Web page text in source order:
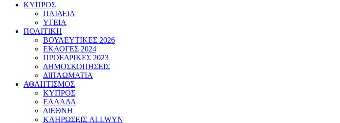
ΚΥΠΡΟΣ
ΠΑΙΔΕΙΑ
ΥΓΕΙΑ
ΠΟΛΙΤΙΚΗ
ΒΟΥΛΕΥΤΙΚΕΣ 2026
ΕΚΛΟΓΕΣ 2024
ΠΡΟΕΔΡΙΚΕΣ 2023
ΔΗΜΟΣΚΟΠΗΣΕΙΣ
ΔΙΠΛΩΜΑΤΙΑ
ΑΘΛΗΤΙΣΜΟΣ
ΚΥΠΡΟΣ
ΕΛΛΑΔΑ
ΔΙΕΘΝΗ
ΚΛΗΡΩΣΕΙΣ ALLWYN